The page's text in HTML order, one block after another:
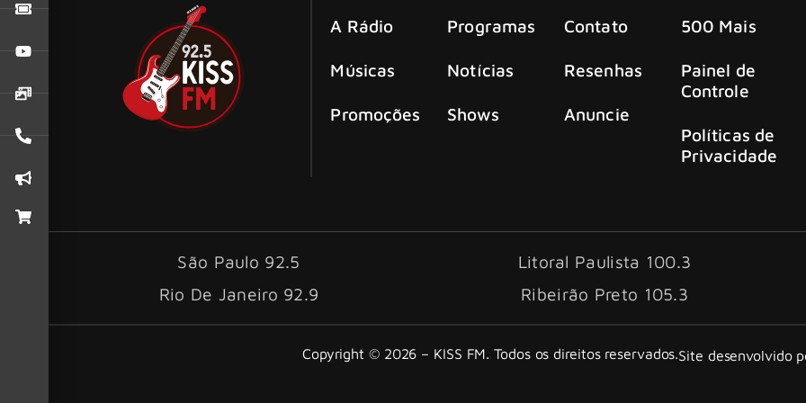
A Rádio
Músicas
Promoções
Programas
Notícias
Shows
Contato
Resenhas
Anuncie
500 Mais
Painel de
Controle
Políticas de
Privacidade
São Paulo 92.5
Litoral Paulista 100.3
Rio De Janeiro 92.9
Ribeirão Preto 105.3
Copyright © 2026 – KISS FM. Todos os direitos reservados.Site desenvolvido